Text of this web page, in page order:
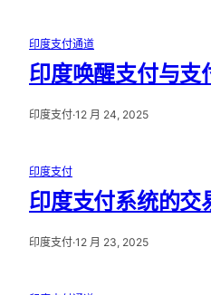
印度支付通道
印度唤醒支付与支
印度支付·12 月 24, 2025
印度支付
印度支付系统的交
印度支付·12 月 23, 2025